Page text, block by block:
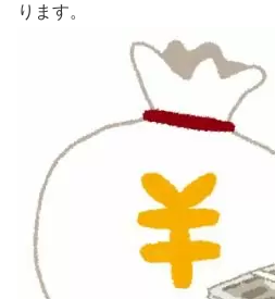
ります。